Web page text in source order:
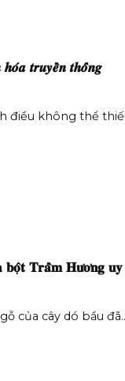
𝒕𝒓𝒖𝒚𝒆̂̀𝒏 𝒕𝒉𝒐̂́𝒏𝒈
điều không thể
𝐓𝐫𝐚̂̀𝐦 𝐇𝐮̛𝐨̛𝐧𝐠 𝐮𝐲
của cây dó bầu